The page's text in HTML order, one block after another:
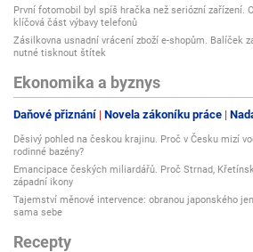
První fotomobil byl spíš hračka než seriózní zařízení.
klíčová část výbavy telefonů
Zásilkovna usnadní vrácení zboží e-shopům. Balíček
nutné tisknout štítek
Ekonomika a byznys
Daňové přiznání Novela zákoníku práce
Děsivý pohled na českou krajinu. Proč v Česku mizí
rodinné bazény?
Emancipace českých miliardářů. Proč Strnad,
západní ikony
Tajemství měnové intervence: obranou japonského
sama sebe
Recepty